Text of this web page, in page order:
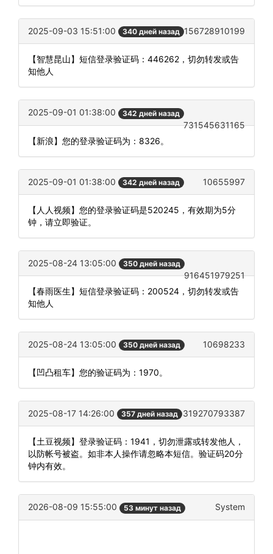
2025-09-03 15:51:00 340 дней назад 156728910199
【智慧昆山】短信登录验证码：446262，切勿转发或告
知他人
2025-09-01 01:38:00 342 дней назад
731545631165
【新浪】您的登录验证码为：8326。
2025-09-01 01:38:00 342 дней назад 10655997
【人人视频】您的登录验证码是520245，有效期为5分
钟，请立即验证。
2025-08-24 13:05:00 350 дней назад
916451979251
【春雨医生】短信登录验证码：200524，切勿转发或告
知他人
2025-08-24 13:05:00 350 дней назад 10698233
【凹凸租车】您的验证码为：1970。
2025-08-17 14:26:00 357 дней назад 319270793387
【土豆视频】登录验证码：1941，切勿泄露或转发他人，
以防帐号被盗。如非本人操作请忽略本短信。验证码20分
钟内有效。
2026-08-09 15:55:00 53 минут назад System